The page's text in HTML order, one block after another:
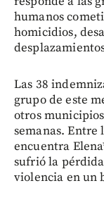
humanos
homicidios,
Las 38
grupo de este
otros
semanas. Entre
encuentra
sufrió la
violencia en un